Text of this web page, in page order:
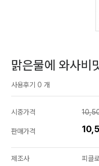
맑은물에 와사비
사용후기 0 개
시중가격
판매가격
제조사 피클